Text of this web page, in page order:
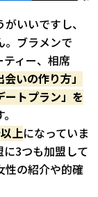
いいですし、
。ブラメンで
ィー、相席
会いの作り方」
ートプラン」を
上になっていま
3つも加盟して
性の紹介や的確